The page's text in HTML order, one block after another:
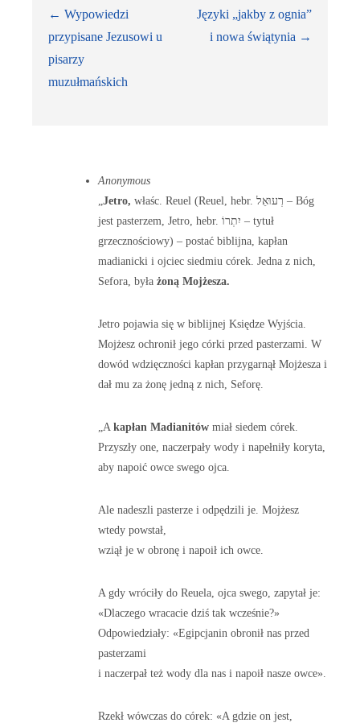
navigation
← Wypowiedzi
przypisane Jezusowi u
pisarzy
muzułmańskich
Języki „jakby z ognia”
i nowa świątynia →
Anonymous
„Jetro, właśc. Reuel (Reuel, hebr. רְעוּאֵל – Bóg
jest pasterzem, Jetro, hebr. יִתְרוֹ – tytuł
grzecznościowy) – postać biblijna, kapłan
madianicki i ojciec siedmiu córek. Jedna z nich,
Sefora, była żoną Mojżesza.
Jetro pojawia się w biblijnej Księdze Wyjścia.
Mojżesz ochronił jego córki przed pasterzami. W
dowód wdzięczności kapłan przygarnął Mojżesza i
dał mu za żonę jedną z nich, Seforę.
„A kapłan Madianitów miał siedem córek.
Przyszły one, naczerpały wody i napełniły koryta,
aby napoić owce swego ojca.
Ale nadeszli pasterze i odpędzili je. Mojżesz
wtedy powstał,
wziął je w obronę i napoił ich owce.
A gdy wróciły do Reuela, ojca swego, zapytał je:
«Dlaczego wracacie dziś tak wcześnie?»
Odpowiedziały: «Egipcjanin obronił nas przed
pasterzami
i naczerpał też wody dla nas i napoił nasze owce».
Rzekł wówczas do córek: «A gdzie on jest,